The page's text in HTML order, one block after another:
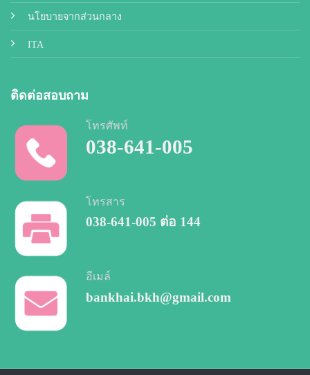
นโยบายจากส่วนกลาง
ITA
ติดต่อสอบถาม
โทรศัพท์
038-641-005
โทรสาร
038-641-005 ต่อ 144
อีเมล์
bankhai.bkh@gmail.com